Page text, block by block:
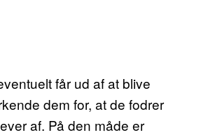
får ud af at blive
dem for, at de fodrer
af. På den måde er